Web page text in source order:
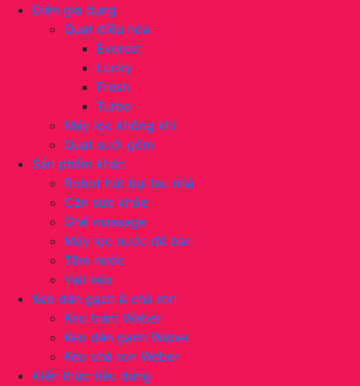
Điện gia dụng
Quạt điều hòa
Everest
Lucky
Fresh
Turbo
Máy lọc không khí
Quạt sưởi gốm
Sản phẩm khác
Robot hút bụi lau nhà
Cân sức khỏe
Ghế massage
Máy lọc nước để bàn
Tăm nước
Vali kéo
Keo dán gạch & chà ron
Keo trám Weber
Keo dán gạch Weber
Keo chà ron Weber
Kiến thức tiêu dùng